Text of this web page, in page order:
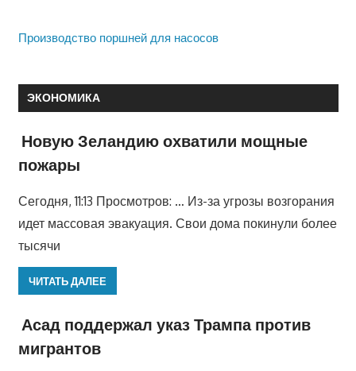
Производство поршней для насосов
ЭКОНОМИКА
Новую Зеландию охватили мощные
пожары
Сегодня, 11:13 Просмотров: … Из-за угрозы возгорания
идет массовая эвакуация. Свои дома покинули более
тысячи
ЧИТАТЬ ДАЛЕЕ
Асад поддержал указ Трампа против
мигрантов